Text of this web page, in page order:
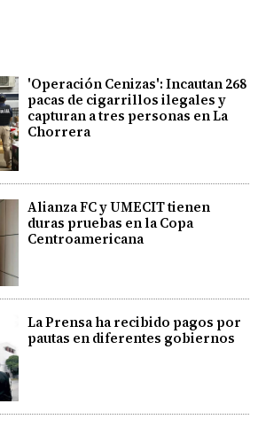
'Operación Cenizas': Incautan 268
pacas de cigarrillos ilegales y
capturan a tres personas en La
Chorrera
Alianza FC y UMECIT tienen
duras pruebas en la Copa
Centroamericana
La Prensa ha recibido pagos por
pautas en diferentes gobiernos